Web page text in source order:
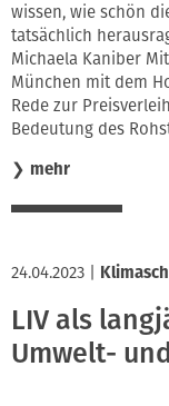
wissen, wie schön
tatsächlich
Michaela Kaniber
München mit dem
Rede zur
Bedeutung des
❯ mehr
24.04.2023
LIV als
Umwelt-